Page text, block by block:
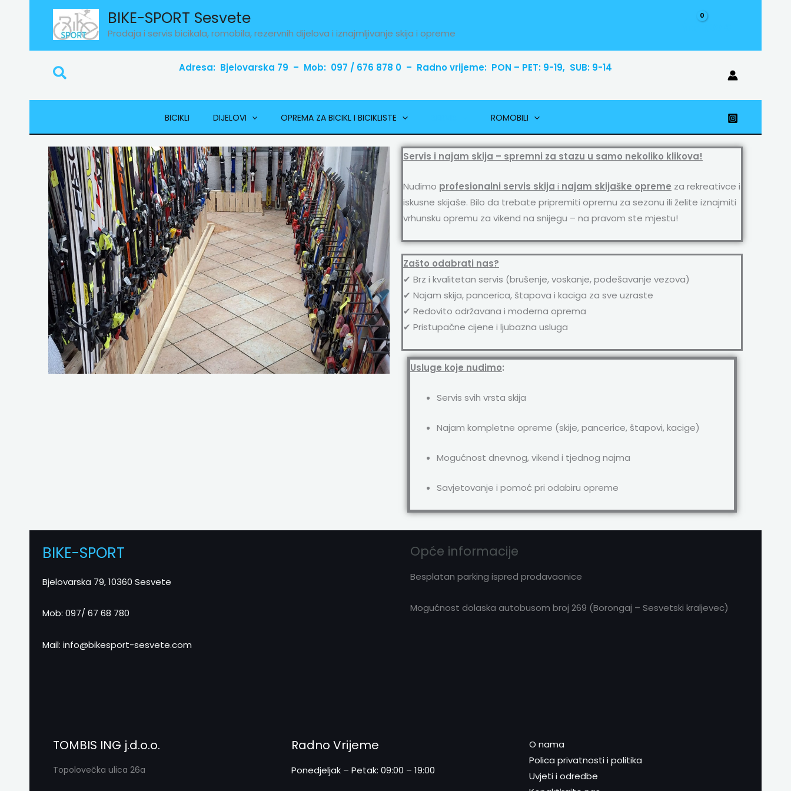
content
BIKE-SPORT Sesvete
Prodaja i servis bicikala, romobila, rezervnih dijelova i iznajmljivanje skija i opreme
Search Adresa: Bjelovarska 79 – Mob: 097 / 676 878 0 – Radno vrijeme: PON – PET: 9-19, SUB: 9-14
BICIKLI DIJELOVI OPREMA ZA BICIKL I BICIKLISTE ROMOBILI
Servis i najam skija – spremni za stazu u samo nekoliko klikova!
Nudimo profesionalni servis skija i najam skijaške opreme za rekreativce i
iskusne skijaše. Bilo da trebate pripremiti opremu za sezonu ili želite iznajmiti
vrhunsku opremu za vikend na snijegu – na pravom ste mjestu!
Zašto odabrati nas?
✔ Brz i kvalitetan servis (brušenje, voskanje, podešavanje vezova)
✔ Najam skija, pancerica, štapova i kaciga za sve uzraste
✔ Redovito održavana i moderna oprema
✔ Pristupačne cijene i ljubazna usluga
Usluge koje nudimo:
Servis svih vrsta skija
Najam kompletne opreme (skije, pancerice, štapovi, kacige)
Mogućnost dnevnog, vikend i tjednog najma
Savjetovanje i pomoć pri odabiru opreme
BIKE-SPORT
Bjelovarska 79, 10360 Sesvete
Mob: 097/ 67 68 780
Mail: info@bikesport-sesvete.com
Opće informacije
Besplatan parking ispred prodavaonice
Mogućnost dolaska autobusom broj 269 (Borongaj – Sesvetski kraljevec)
TOMBIS ING j.d.o.o.
Topolovečka ulica 26a
Radno Vrijeme
Ponedjeljak – Petak: 09:00 – 19:00
O nama
Polica privatnosti i politika
Uvjeti i odredbe